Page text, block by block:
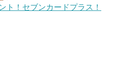
ト！セブンカードプラス！